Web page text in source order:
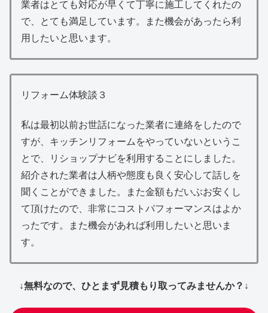
業者はとても対応が早くて丁寧に施工してくれたの
で、とても満足しています。また機会があったら利
用したいと思います。
リフォーム体験談３
私は最初以前お世話になった業者に連絡をしたので
すが、キッチンリフォームをやっていないというこ
とで、リショップナビを利用することにしました。
紹介された業者は人柄や態度も良く安心して話しを
聞くことができました。また金額もだいぶお安くし
て頂けたので、非常にコストパフォーマンスはよか
ったです。また機会があれば利用したいと思いま
す。
↓無料なので、ひとまず見積もり取ってみませんか？↓